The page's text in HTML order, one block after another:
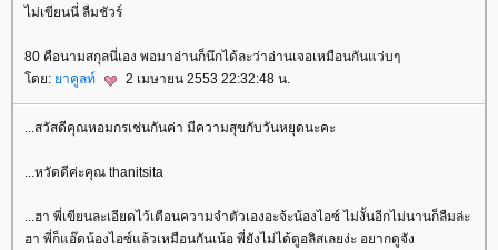
ไม่เขียนนี่ ลืมชัวร์
80 คือนามสกุลนี่เอง พอมาอ่านก็นึกได้ละว่าอ่านเจอเหมือนกันแว่บๆ
ดย: าคูลท์ 2 เมษายน 2553 22:32:48 น.
...สวัสดีคุณหอมกรเช่นกันค่า มีความสุขกับวันหยุดนะคะ
...หวัดดีค่ะคุณ thanitsita
...ฮา พี่เขียนละเอียดไว้เตือนความจำตัวเองอะจ้ะน้องไอซ์ ไม่งั้นอีกไม่นานก็ลืมล่ะ
ฮา พี่ก็แอ๊ดน้องไอซ์แล้วเหมือนกันเน้อ พี่ยังไม่ได้ดูอลิสเลยง่ะ อยากดูจัง